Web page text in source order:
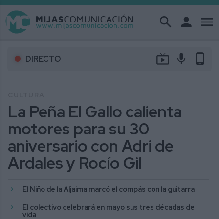
search person menu
DIRECTO live_tv mic phone_android
La Peña El Gallo calienta
motores para su 30
aniversario con Adri de
Ardales y Rocío Gil
El Niño de la Aljaima marcó el compás con la guitarra
El colectivo celebrará en mayo sus tres décadas de
vida